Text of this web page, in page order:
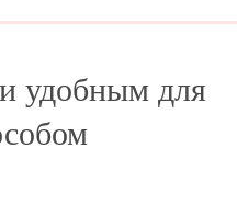
удобным для